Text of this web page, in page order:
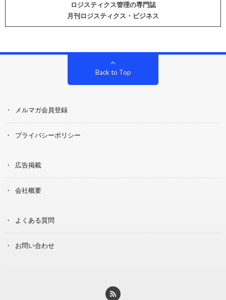
ロジスティクス管理の専門誌
月刊ロジスティクス・ビジネス
Back to Top
メルマガ会員登録
プライバシーポリシー
広告掲載
会社概要
よくある質問
お問い合わせ